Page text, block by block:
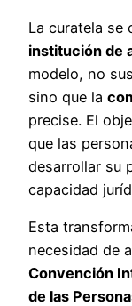
La curatela se
institución de
modelo, no
sino que la
precise. El
que las
desarrollar su
capacidad
Esta
necesidad de
Convención
de las